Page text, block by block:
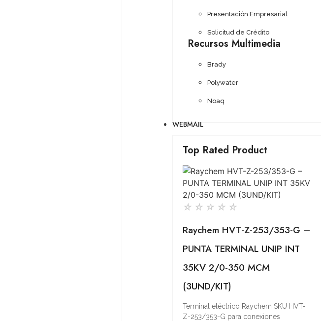
Presentación Empresarial
Solicitud de Crédito
Recursos Multimedia
Brady
Polywater
Noaq
WEBMAIL
Top Rated Product
☆ ☆ ☆ ☆ ☆
Raychem HVT-Z-253/353-G –
PUNTA TERMINAL UNIP INT
35KV 2/0-350 MCM
(3UND/KIT)
Terminal eléctrico Raychem SKU HVT-
Z-253/353-G para conexiones